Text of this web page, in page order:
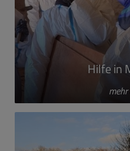
Hilfe in